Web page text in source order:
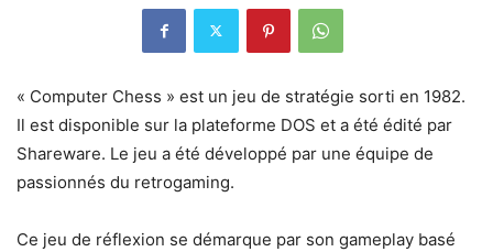
« Computer Chess » est un jeu de stratégie sorti en 1982.
Il est disponible sur la plateforme DOS et a été édité par
Shareware. Le jeu a été développé par une équipe de
passionnés du retrogaming.
Ce jeu de réflexion se démarque par son gameplay basé